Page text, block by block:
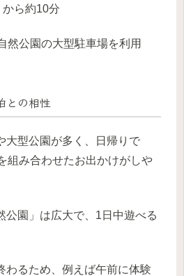
ら約10分
然公園の大型駐車場を利用
との相性
大型公園が多く、日帰りで
組み合わせたお出かけがしや
公園」は広大で、1日中遊べる
わるため、例えば午前に体験